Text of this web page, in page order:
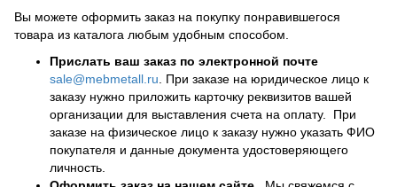
Вы можете оформить заказ на покупку понравившегося
товара из каталога любым удобным способом.
Прислать ваш заказ по электронной почте
sale@mebmetall.ru . При заказе на юридическое лицо к
заказу нужно приложить карточку реквизитов вашей
организации для выставления счета на оплату. При
заказе на физическое лицо к заказу нужно указать ФИО
покупателя и данные документа удостоверяющего
личность.